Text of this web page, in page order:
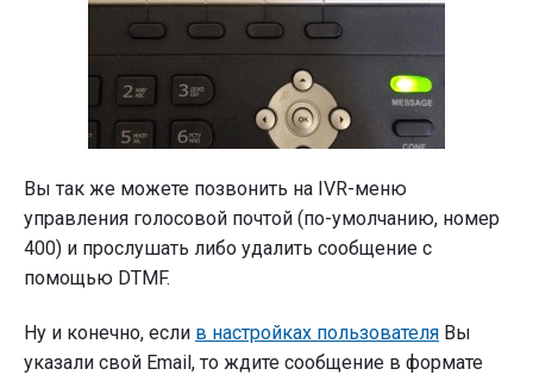
Вы так же можете позвонить на IVR-меню
управления голосовой почтой (по-умолчанию, номер
400) и прослушать либо удалить сообщение с
помощью DTMF.
Ну и конечно, если в настройках пользователя Вы
указали свой Email, то ждите сообщение в формате